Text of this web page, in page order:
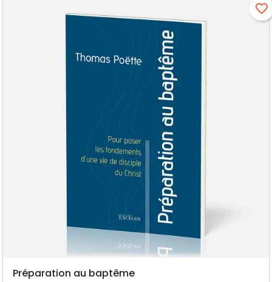
favorite_border
Préparation au baptême